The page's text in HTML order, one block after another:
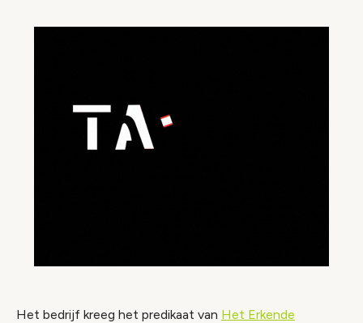
Het bedrijf kreeg het predikaat van Het Erkende